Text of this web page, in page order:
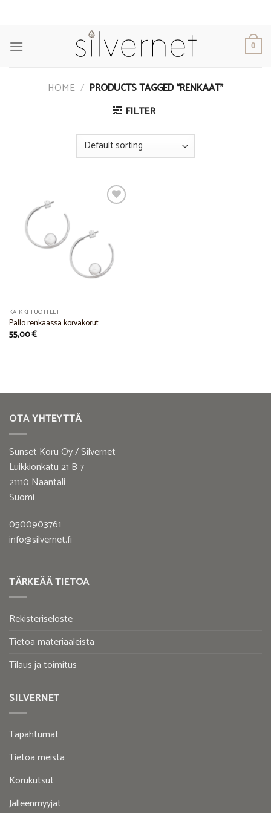
0
HOME / PRODUCTS TAGGED “RENKAAT”
FILTER
Wishlist
KAIKKI TUOTTEET
Pallo renkaassa korvakorut
55,00€
OTA YHTEYTTÄ
Sunset Koru Oy / Silvernet
Luikkionkatu 21 B 7
21110 Naantali
Suomi
0500903761
info@silvernet.fi
TÄRKEÄÄ TIETOA
Rekisteriseloste
Tietoa materiaaleista
Tilaus ja toimitus
SILVERNET
Tapahtumat
Tietoa meistä
Korukutsut
Jälleenmyyjät